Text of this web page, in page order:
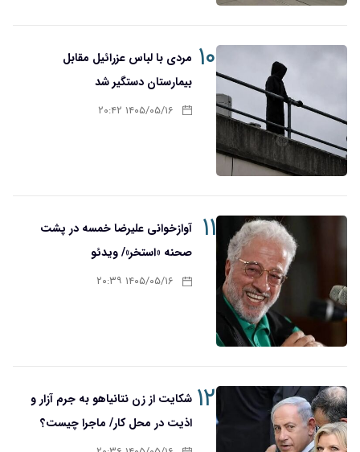
۱۰ مردی با لباس عزرائیل مقابل
بیمارستان دستگیر شد
۱۴۰۵/۰۵/۱۶ ۲۰:۴۲
۱۱
آوازخوانی علیرضا خمسه در پشت
صحنه «استخر»/ ویدئو
۱۴۰۵/۰۵/۱۶ ۲۰:۳۹
۱۲ شکایت از زن نتانیاهو به جرم آزار و
اذیت در محل کار/ ماجرا چیست؟